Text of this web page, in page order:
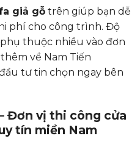
giả gỗ trên giúp bạn dễ
phí cho công trình. Độ
thuộc nhiều vào đơn
về Nam Tiến
tư tin chọn ngay bên
Đơn vị thi công cửa
tín miền Nam